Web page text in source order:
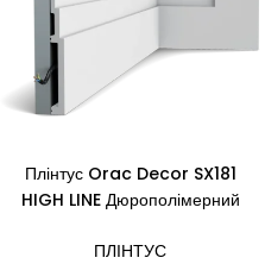
Плінтус Orac Decor SX181
HIGH LINE Дюрополімерний
ПЛІНТУС